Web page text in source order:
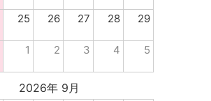
25 26 27 28 29
1 2 3 4 5
2026年 9月